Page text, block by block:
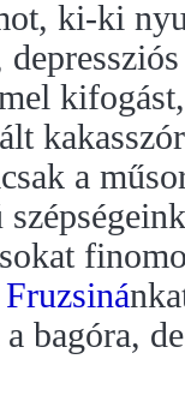
ki-ki
a
Fruzsiná
bagóra,